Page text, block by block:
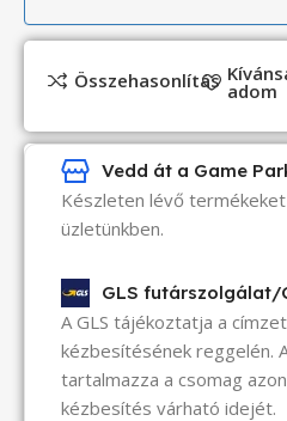
Összehasonlítás adom
Vedd át a Game
Készleten lévő
üzletünkben.
GLS futárszolgálat/
A GLS tájékoztatja a
kézbesítésének reggelén.
tartalmazza a csomag
kézbesítés várható idejét.